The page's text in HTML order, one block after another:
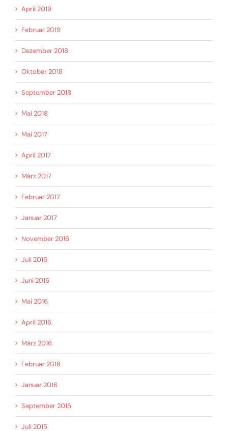
April 2019
Februar 2019
Dezember 2018
Oktober 2018
September 2018
Mai 2018
Mai 2017
April 2017
März 2017
Februar 2017
Januar 2017
November 2016
Juli 2016
Juni 2016
Mai 2016
April 2016
März 2016
Februar 2016
Januar 2016
September 2015
Juli 2015